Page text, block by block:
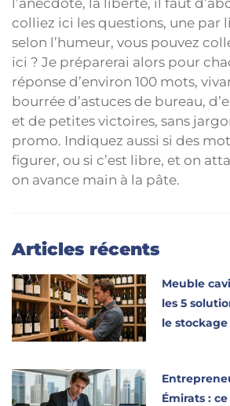
colliez ici les questions, une par
selon l’humeur, vous pouvez
ici ? Je préparerai alors pour
réponse d’environ 100 mots,
bourrée d’astuces de bureau,
et de petites victoires, sans
promo. Indiquez aussi si des
figurer, ou si c’est libre, et on
on avance main à la pâte.
Articles récents
Meuble
les 5
le stockage
Émirats :